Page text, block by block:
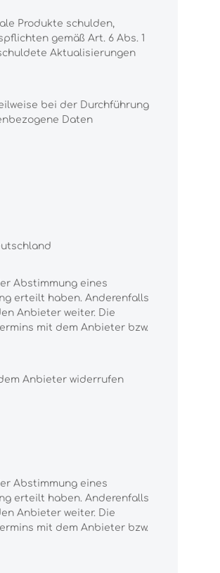
Produkte schulden,
gemäß Art. 6 Abs. 1
Aktualisierungen
bei der Durchführung
Daten
Abstimmung eines
erteilt haben. Anderenfalls
Anbieter weiter. Die
mit dem Anbieter bzw.
Anbieter widerrufen
Abstimmung eines
erteilt haben. Anderenfalls
Anbieter weiter. Die
mit dem Anbieter bzw.